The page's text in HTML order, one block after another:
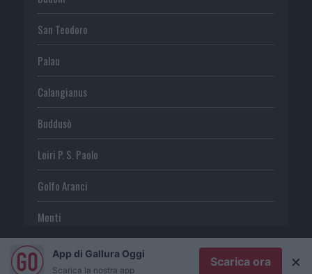
San Teodoro
Palau
Calangianus
Buddusò
Loiri P. S. Paolo
Golfo Aranci
Monti
TeltiApp di Gallura Oggi
Scarica la nostra app
Scarica ora ×